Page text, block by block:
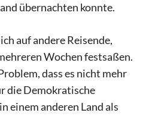
übernachten konnte.
auf andere Reisende,
Wochen festsaßen.
dass es nicht mehr
die Demokratische
einem anderen Land als